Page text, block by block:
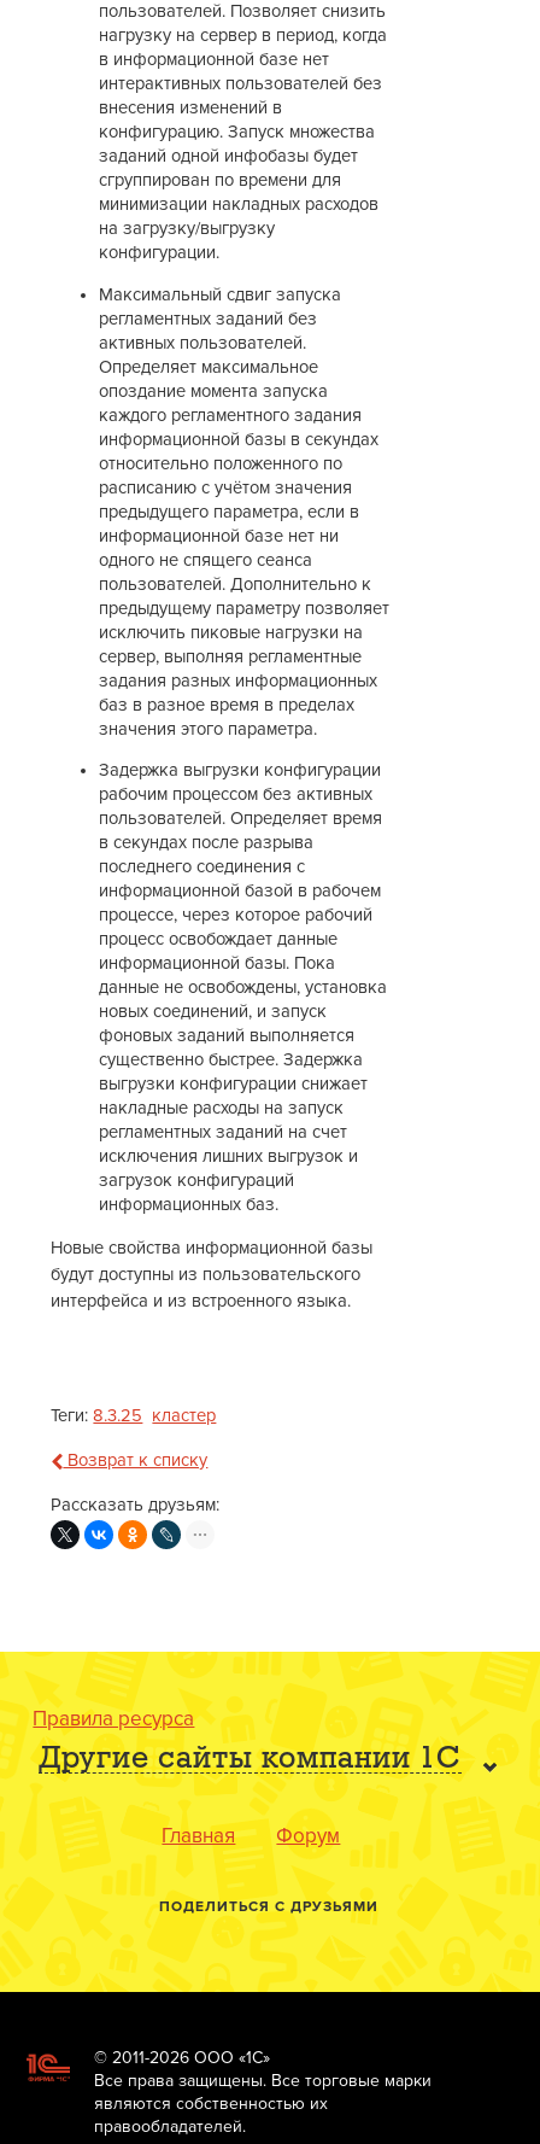
пользователей. Позволяет снизить
нагрузку на сервер в период, когда
в информационной базе нет
интерактивных пользователей без
внесения изменений в
конфигурацию. Запуск множества
заданий одной инфобазы будет
сгруппирован по времени для
минимизации накладных расходов
на загрузку/выгрузку
конфигурации.
Максимальный сдвиг запуска
регламентных заданий без
активных пользователей.
Определяет максимальное
опоздание момента запуска
каждого регламентного задания
информационной базы в секундах
относительно положенного по
расписанию с учётом значения
предыдущего параметра, если в
информационной базе нет ни
одного не спящего сеанса
пользователей. Дополнительно к
предыдущему параметру позволяет
исключить пиковые нагрузки на
сервер, выполняя регламентные
задания разных информационных
баз в разное время в пределах
значения этого параметра.
Задержка выгрузки конфигурации
рабочим процессом без активных
пользователей. Определяет время
в секундах после разрыва
последнего соединения с
информационной базой в рабочем
процессе, через которое рабочий
процесс освобождает данные
информационной базы. Пока
данные не освобождены, установка
новых соединений, и запуск
фоновых заданий выполняется
существенно быстрее. Задержка
выгрузки конфигурации снижает
накладные расходы на запуск
регламентных заданий на счет
исключения лишних выгрузок и
загрузок конфигураций
информационных баз.
Новые свойства информационной базы
будут доступны из пользовательского
интерфейса и из встроенного языка.
Теги:8.3.25 кластер
Возврат к списку
Рассказать друзьям:
Правила ресурса
Другие сайты компании 1С
Главная Форум
ПОДЕЛИТЬСЯ С ДРУЗЬЯМИ
© 2011-2026 ООО «1С»
Все права защищены. Все торговые марки
являются собственностью их
правообладателей.